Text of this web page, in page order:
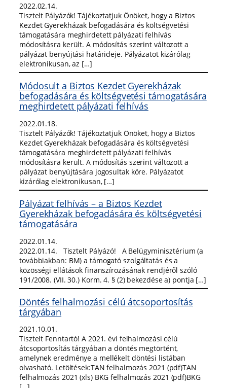
2022.02.14.
Tisztelt Pályázók! Tájékoztatjuk Önöket, hogy a Biztos
Kezdet Gyerekházak befogadására és költségvetési
támogatására meghirdetett pályázati felhívás
módosításra került. A módosítás szerint változott a
pályázat benyújtási határideje. Pályázatot kizárólag
elektronikusan, az […]
Módosult a Biztos Kezdet Gyerekházak
befogadására és költségvetési támogatására
meghirdetett pályázati felhívás
2022.01.18.
Tisztelt Pályázók! Tájékoztatjuk Önöket, hogy a Biztos
Kezdet Gyerekházak befogadására és költségvetési
támogatására meghirdetett pályázati felhívás
módosításra került. A módosítás szerint változott a
pályázat benyújtására jogosultak köre. Pályázatot
kizárólag elektronikusan, […]
Pályázat felhívás – a Biztos Kezdet
Gyerekházak befogadására és költségvetési
támogatására
2022.01.14.
2022.01.14. Tisztelt Pályázó! A Belügyminisztérium (a
továbbiakban: BM) a támogató szolgáltatás és a
közösségi ellátások finanszírozásának rendjéről szóló
191/2008. (VII. 30.) Korm. 4. § (2) bekezdése a) pontja […]
Döntés felhalmozási célú átcsoportosítás
tárgyában
2021.10.01.
Tisztelt Fenntartó! A 2021. évi felhalmozási célú
átcsoportosítás tárgyában a döntés megtörtént,
amelynek eredménye a mellékelt döntési listában
olvasható. Letöltések:TAN felhalmozás 2021 (pdf)TAN
felhalmozás 2021 (xls) BKG felhalmozás 2021 (pdf)BKG